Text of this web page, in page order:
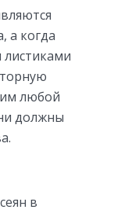
а когда
любой
должны
в